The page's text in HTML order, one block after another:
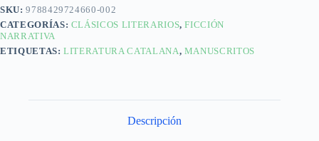
SKU:9788429724660-002
CATEGORÍAS: CLÁSICOS LITERARIOS,FICCIÓN
NARRATIVA
ETIQUETAS:LITERATURA CATALANA, MANUSCRITOS
Descripción